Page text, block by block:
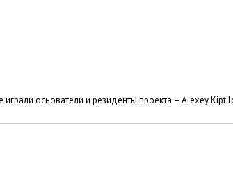
играли основатели и резиденты проекта – Alexey